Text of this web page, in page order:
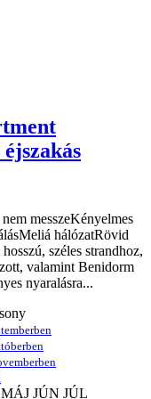
messzeKényelmes
hálózatRövid
széles strandhoz,
valamint Benidorm
nyaralásra...
MÁJ JÚN JÚL